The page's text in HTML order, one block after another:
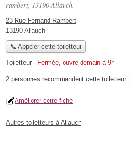
rambert, 13190 Allauch.
23 Rue Fernand Rambert
13190 Allauch
📞 Appeler cette toiletteur
Toiletteur - Fermée, ouvre demain à 9h
2 personnes recommandent cette toiletteur.
Améliorer cette fiche
Autres toiletteurs à Allauch